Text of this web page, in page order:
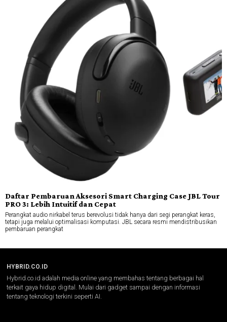
Daftar Pembaruan Aksesori Smart Charging Case JBL Tour
PRO 3: Lebih Intuitif dan Cepat
Perangkat audio nirkabel terus berevolusi tidak hanya dari segi perangkat keras,
tetapi juga melalui optimalisasi komputasi. JBL secara resmi mendistribusikan
pembaruan perangkat
HYBRID.CO.ID
Hybrid.co.id adalah media online yang membahas tentang berbagai hal
terkait gaya hidup digital. Mulai dari gadget sampai dengan informasi
tentang teknologi terkini seperti AI.